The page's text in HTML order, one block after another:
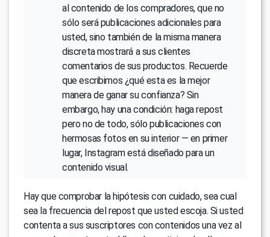
al contenido de los compradores, que no
sólo será publicaciones adicionales para
usted, sino también de la misma manera
discreta mostrará a sus clientes
comentarios de sus productos. Recuerde
que escribimos ¿qué esta es la mejor
manera de ganar su confianza? Sin
embargo, hay una condición: haga repost
pero no de todo, sólo publicaciones con
hermosas fotos en su interior — en primer
lugar, Instagram está diseñado para un
contenido visual.
Hay que comprobar la hipótesis con cuidado, sea cual
sea la frecuencia del repost que usted escoja. Si usted
contenta a sus suscriptores con contenidos una vez al